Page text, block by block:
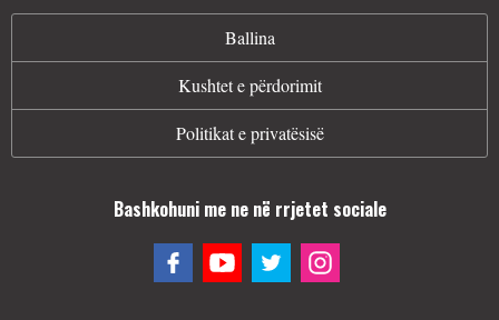
Ballina
Kushtet e përdorimit
Politikat e privatësisë
Bashkohuni me ne në rrjetet sociale